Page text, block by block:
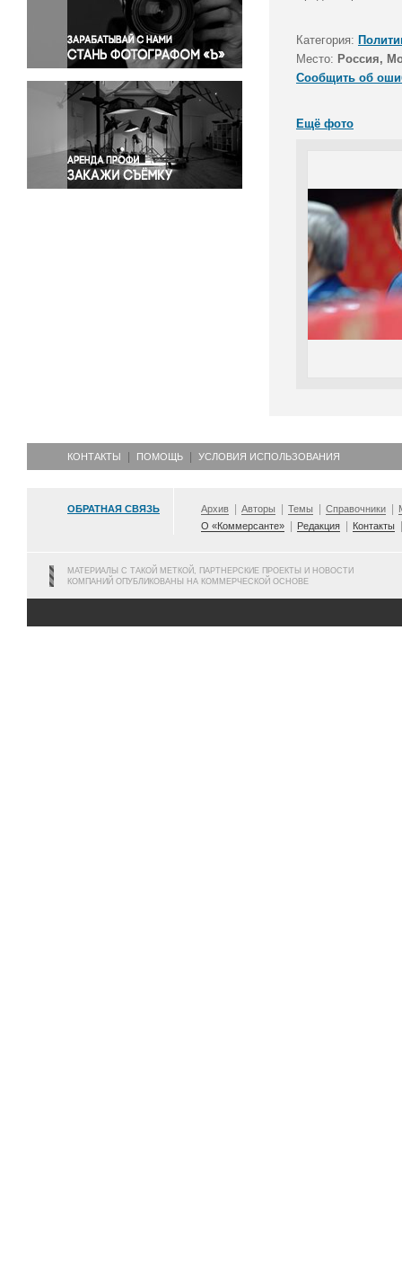
Правосудие
Происшествия и конфликты
Религия
Светская жизнь
Спорт
Экология
Экономика и бизнес
Категория:
Место: Россия,
Сообщить об
Ещё фото
КОНТАКТЫ ПОМОЩЬ УСЛОВИЯ ИСПОЛЬЗОВАНИЯ
ОБРАТНАЯ СВЯЗЬ Архив Авторы Темы Справочники
О «Коммерсанте»
Редакция Контакты
МАТЕРИАЛЫ С ТАКОЙ МЕТКОЙ, ПАРТНЕРСКИЕ ПРОЕКТЫ И НОВОСТИ
КОМПАНИЙ ОПУБЛИКОВАНЫ НА КОММЕРЧЕСКОЙ ОСНОВЕ